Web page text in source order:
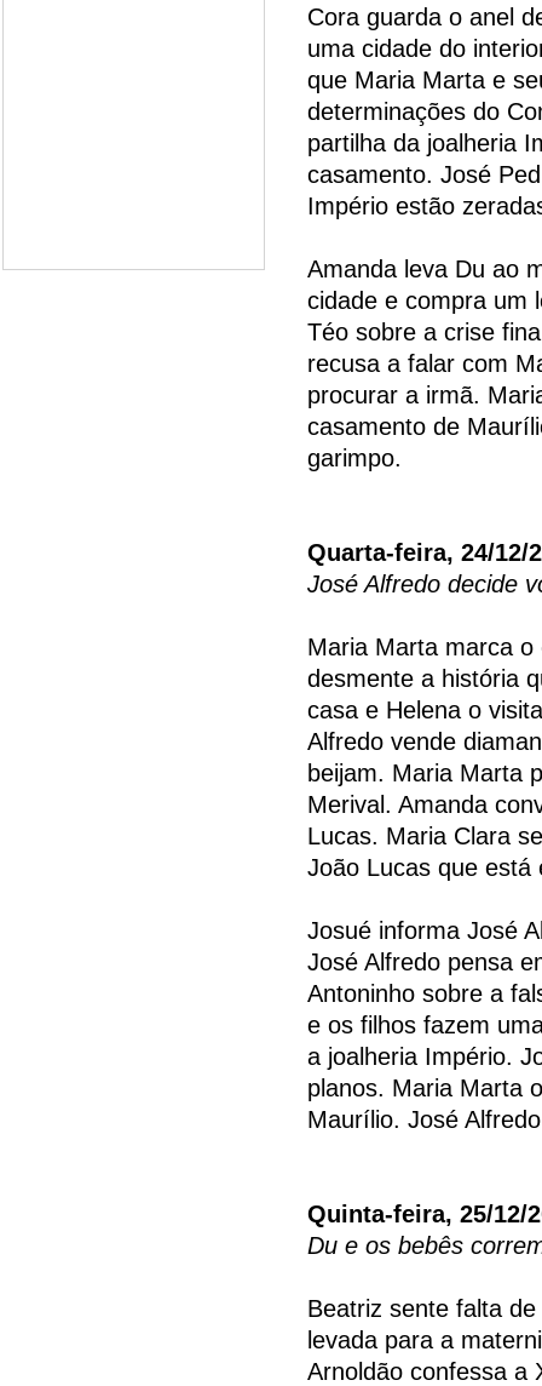
Cora guarda o anel
uma cidade do
que Maria Marta e
determinações do
partilha da joalheria
casamento. José
Império estão
Amanda leva Du ao
cidade e compra um
Téo sobre a crise
recusa a falar com
procurar a irmã.
casamento de
garimpo.
Quarta-feira, 24/12/
José Alfredo decide
Maria Marta marca
desmente a história
casa e Helena o
Alfredo vende
beijam. Maria Marta
Merival. Amanda
Lucas. Maria Clara
João Lucas que está
Josué informa José
José Alfredo pensa
Antoninho sobre a
e os filhos fazem
a joalheria Império.
planos. Maria Marta
Maurílio. José
Quinta-feira, 25/12/
Du e os bebês
Beatriz sente falta
levada para a
Arnoldão confessa a